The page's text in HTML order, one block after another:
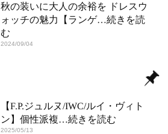
秋の装いに大人の余裕を ドレスウ
ォッチの魅力【ランゲ…続きを読
む
2024/09/04
【F.P.ジュルヌ/IWC/ルイ・ヴィト
ン】個性派複…続きを読む
2025/05/13